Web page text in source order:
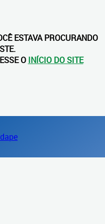
ESTAVA PROCURANDO
O INÍCIO DO SITE